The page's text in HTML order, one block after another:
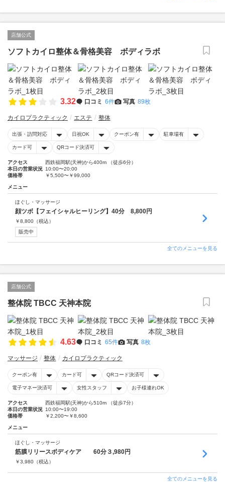
店舗公式
ソフトカイロ整体＆骨格美容 ボディラボ
3.32 口コミ 6件 写真 89枚
カイロプラクティック エステ 整体
出張・訪問対応 日祝OK クーポン有 駐車場有
カード可 QRコード決済可
アクセス
西鉄福岡駅(天神)から400m （徒歩6分）
本日の営業状況 10:00〜20:00
価格帯
￥5,500〜￥99,000
メニュー
ほぐし・マッサージ
顔ツボ【フェイシャルヒーリング】40分 8,800円
￥8,800 （税込）
販売中
全てのメニューを見る
店舗公式
整体院 TBCC 天神本院
4.63 口コミ 65件 写真 8枚
マッサージ 整体 カイロプラクティック
クーポン有 カード可 QRコード決済可
電子マネー決済可 女性スタッフ お子様連れOK
アクセス
西鉄福岡駅(天神)から510m （徒歩7分）
本日の営業状況 10:00〜19:00
価格帯
￥2,200〜￥8,600
メニュー
ほぐし・マッサージ
筋膜リリースボディケア 60分３,980円
￥3,980 （税込）
全てのメニューを見る